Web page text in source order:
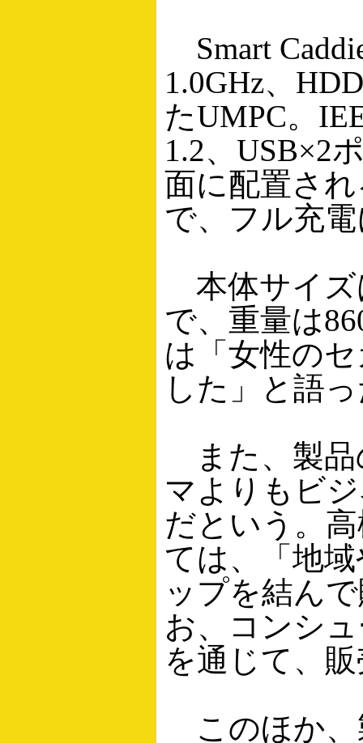
Smart
1.0GHz、
たUMPC。
1.2、USB×2
面に配置さ
で、フル充
本体サイズ
で、重量は
は「女性の
した」と語
また、製品
マよりもビ
だという。
ては、「地
ップを結ん
お、コンシ
を通じて、
このほか、